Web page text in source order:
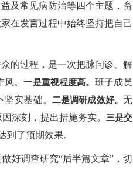
及常见病防治等四个主题，畜
在发言过程中始终坚持把自己
的过程，是一次把脉问诊、解
风。一是重视程度高。 班子成员
实基础。 二是调研成效好。无
深刻，提出措施务实。 三是交
了预期效果。
好调查研究“后半篇文章”，切